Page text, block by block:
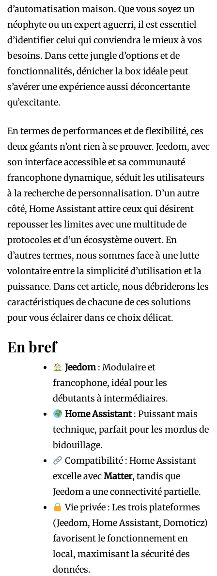
d’automatisation maison. Que vous soyez un
néophyte ou un expert aguerri, il est essentiel
d’identifier celui qui conviendra le mieux à vos
besoins. Dans cette jungle d’options et de
fonctionnalités, dénicher la box idéale peut
s’avérer une expérience aussi déconcertante
qu’excitante.
En termes de performances et de flexibilité, ces
deux géants n’ont rien à se prouver. Jeedom, avec
son interface accessible et sa communauté
francophone dynamique, séduit les utilisateurs
à la recherche de personnalisation. D’un autre
côté, Home Assistant attire ceux qui désirent
repousser les limites avec une multitude de
protocoles et d’un écosystème ouvert. En
d’autres termes, nous sommes face à une lutte
volontaire entre la simplicité d’utilisation et la
puissance. Dans cet article, nous débriderons les
caractéristiques de chacune de ces solutions
pour vous éclairer dans ce choix délicat.
En bref
Jeedom: Modulaire et
francophone, idéal pour les
débutants à intermédiaires.
Home Assistant: Puissant mais
technique, parfait pour les mordus de
bidouillage.
Compatibilité : Home Assistant
excelle avecMatter, tandis que
Jeedom a une connectivité partielle.
Vie privée : Les trois plateformes
(Jeedom, Home Assistant, Domoticz)
favorisent le fonctionnement en
local, maximisant la sécurité des
données.